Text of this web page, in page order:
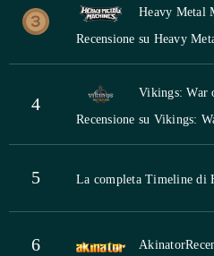
Heavy Metal
Recensione su Heavy
4
Vikings: War
Recensione su Vikings:
5 La completa Timeline di
6 Akinator